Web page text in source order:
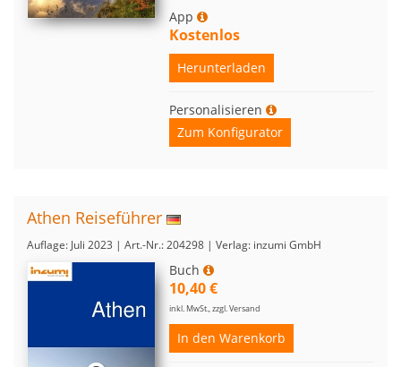
App
Kostenlos
Herunterladen
Personalisieren
Zum Konfigurator
Athen Reiseführer
Auflage: Juli 2023 | Art.-Nr.: 204298 | Verlag: inzumi GmbH
Buch
10,40 €
inkl. MwSt., zzgl. Versand
In den Warenkorb